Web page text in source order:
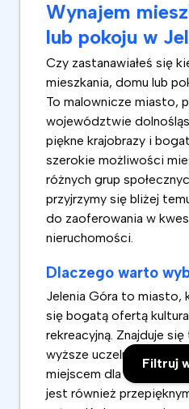
Filtruj
Wynajem
lub pokoju w
Czy zastanawiałeś się
mieszkania, domu lub
To malownicze miasto,
województwie
piękne krajobrazy i
szerokie możliwości
różnych grup
przyjrzymy się bliżej
do zaoferowania w
nieruchomości.
Dlaczego warto
Jelenia Góra to miasto,
się bogatą ofertą
rekreacyjną. Znajduje
wyższe uczelnie, co
miejscem dla
jest również